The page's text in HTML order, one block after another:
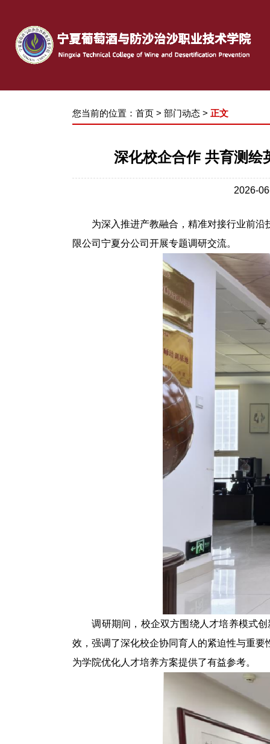
您当前的位置： 首页 > 部门动态 > 正文
深化校企合作 共育测
2026-
为深入推进产教融合，精准对接行业前
限公司宁夏分公司开展专题调研交流。
调研期间，校企双方围绕人才培养模式
效 ，强调了深化校企协同育人的紧迫性与重要
为学院优化人才培养方案提供了有益参考。